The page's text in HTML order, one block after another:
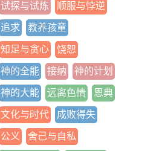
试探与试炼 顺服与悖逆
追求 教养孩童
知足与贪心 饶恕
神的全能 接纳 神的计划
神的大能 远离色情 恩典
文化与时代 成败得失
公义 舍己与自私